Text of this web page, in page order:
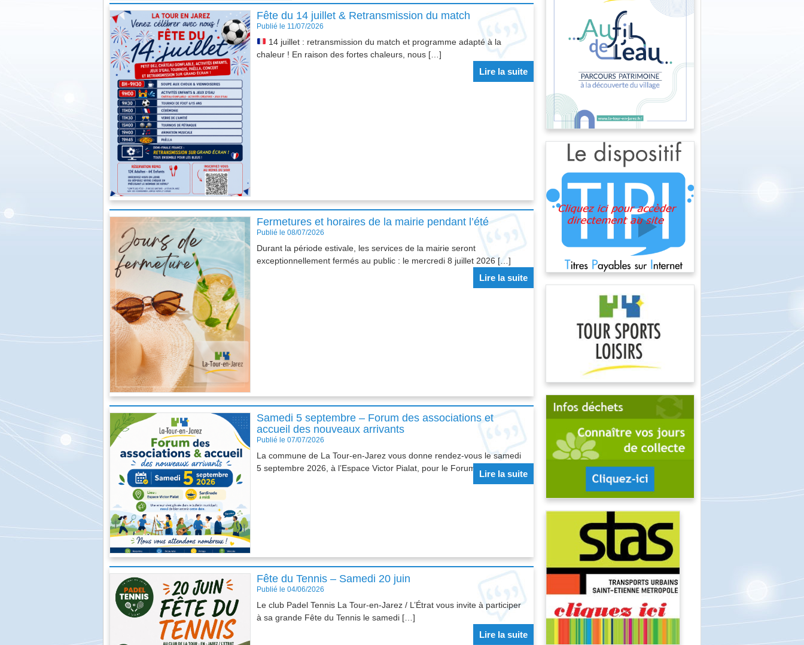
Stage de Tennis
BATUCADA
SOIREE KARAOKE
Fête du 14 juillet & Retransmission du match
Publié le 11/07/2026
14 juillet : retransmission du match et programme adapté à la
chaleur ! En raison des fortes chaleurs, nous […]
Lire la suite
Fermetures et horaires de la mairie pendant l’été
Publié le 08/07/2026
Durant la période estivale, les services de la mairie seront
exceptionnellement fermés au public : le mercredi 8 juillet 2026 […]
Lire la suite
Samedi 5 septembre – Forum des associations et
accueil des nouveaux arrivants
Publié le 07/07/2026
La commune de La Tour-en-Jarez vous donne rendez-vous le samedi
5 septembre 2026, à l’Espace Victor Pialat, pour le Forum […]
Lire la suite
Fête du Tennis – Samedi 20 juin
Publié le 04/06/2026
Le club Padel Tennis La Tour-en-Jarez / L’Étrat vous invite à participer
à sa grande Fête du Tennis le samedi […]
Lire la suite